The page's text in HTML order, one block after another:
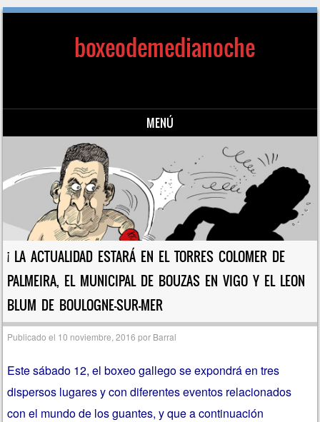
boxeodemedianoche
MENÚ
Saltar al contenido
¡ LA ACTUALIDAD ESTARÁ EN EL TORRES COLOMER DE
PALMEIRA, EL MUNICIPAL DE BOUZAS EN VIGO Y EL LEON
BLUM DE BOULOGNE-SUR-MER
Publicado el 10 noviembre, 2016 por Barral
Este sábado 12, el boxeo gallego se expondrá en tres
dispersos lugares y con diferentes eventos relacionados
con el mundo de los guantes, y que a continuación